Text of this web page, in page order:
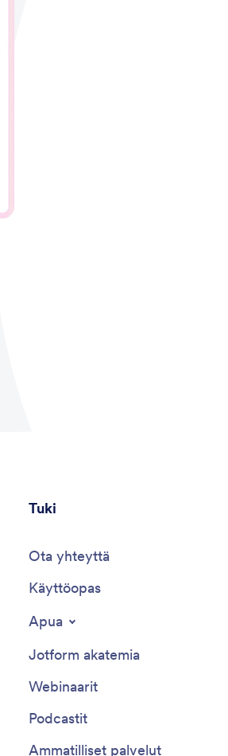
Tuki
Ota yhteyttä
Käyttöopas
Apua
Jotform akatemia
Webinaarit
Podcastit
Ammatilliset palvelut